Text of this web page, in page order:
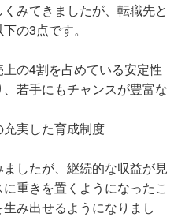
みてきましたが、転職先と
の3点です。
の4割を占めている安定性
若手にもチャンスが豊富な
充実した育成制度
したが、継続的な収益が見
重きを置くようになったこ
み出せるようになりまし